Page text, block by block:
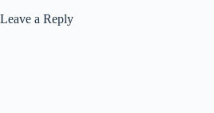
Leave a Reply